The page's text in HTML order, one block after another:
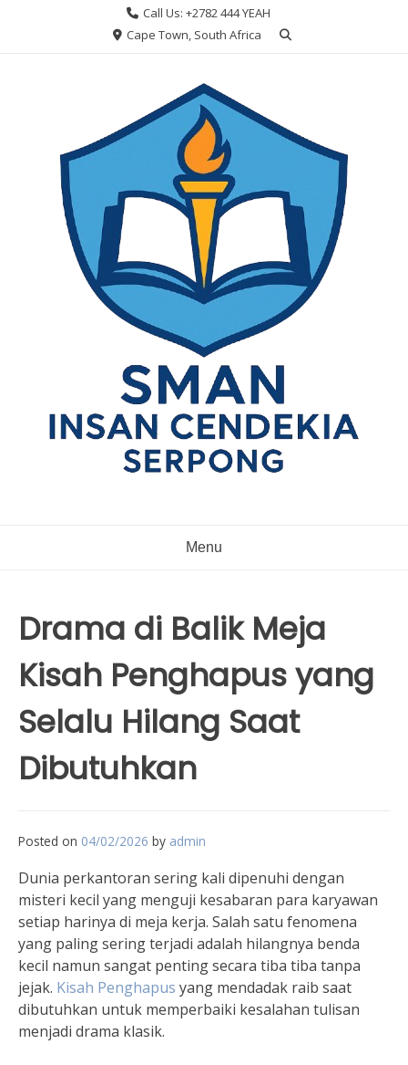
Call Us: +2782 444 YEAH
Cape Town, South Africa
Menu
Drama di Balik Meja
Kisah Penghapus yang
Selalu Hilang Saat
Dibutuhkan
Posted on 04/02/2026 by admin
Dunia perkantoran sering kali dipenuhi dengan
misteri kecil yang menguji kesabaran para karyawan
setiap harinya di meja kerja. Salah satu fenomena
yang paling sering terjadi adalah hilangnya benda
kecil namun sangat penting secara tiba tiba tanpa
jejak. Kisah Penghapus yang mendadak raib saat
dibutuhkan untuk memperbaiki kesalahan tulisan
menjadi drama klasik.